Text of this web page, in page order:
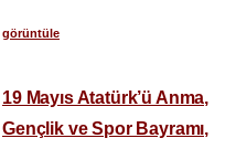
görüntüle
19 Mayıs Atatürk’ü Anma,
Gençlik ve Spor Bayramı,